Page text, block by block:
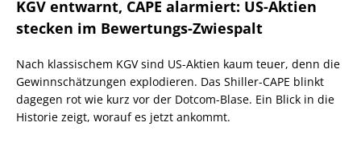
KGV entwarnt, CAPE alarmiert: US-Aktien
stecken im Bewertungs-Zwiespalt
Nach klassischem KGV sind US-Aktien kaum teuer, denn die
Gewinnschätzungen explodieren. Das Shiller-CAPE blinkt
dagegen rot wie kurz vor der Dotcom-Blase. Ein Blick in die
Historie zeigt, worauf es jetzt ankommt.